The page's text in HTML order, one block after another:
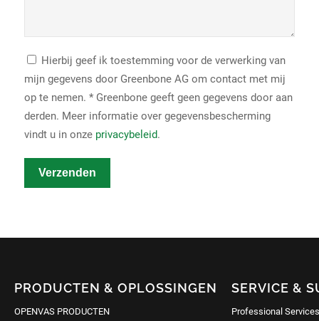
Hierbij geef ik toestemming voor de verwerking van
mijn gegevens door Greenbone AG om contact met mij
op te nemen. * Greenbone geeft geen gegevens door aan
derden. Meer informatie over gegevensbescherming
vindt u in onze privacybeleid.
Verzenden
PRODUCTEN & OPLOSSINGEN
OPENVAS PRODUCTEN
SERVICE &
Professional Services